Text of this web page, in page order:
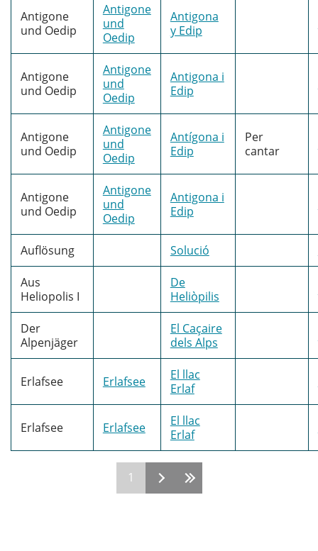
Antigone
und Oedip
Antigone
und
Oedip
Antigona
y Edip
Antigone
und Oedip
Antigone
und
Oedip
Antigona i
Edip
Antigone
und Oedip
Antigone
und
Oedip
Antígona i
Edip
Per
cantar
Antigone
und Oedip
Antigone
und
Oedip
Antigona i
Edip
Auflösung Solució
Aus
Heliopolis I
De
Heliòpilis
Der
Alpenjäger
El Caçaire
dels Alps
Erlafsee Erlafsee
El llac
Erlaf
Erlafsee Erlafsee
El llac
Erlaf
1